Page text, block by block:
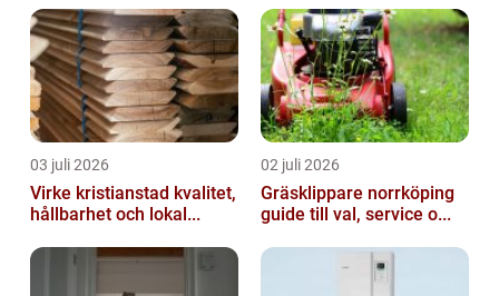
03 juli 2026
Virke kristianstad kvalitet,
hållbarhet och lokal...
02 juli 2026
Gräsklippare norrköping
guide till val, service o...